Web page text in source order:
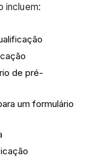
incluem:
de pré-
um formulário